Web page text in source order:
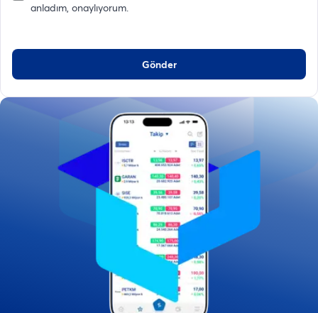
anladım, onaylıyorum.
Gönder